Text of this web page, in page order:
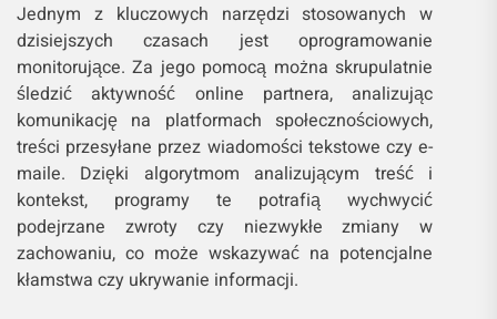
Jednym z kluczowych narzędzi stosowanych w
dzisiejszych czasach jest oprogramowanie
monitorujące. Za jego pomocą można skrupulatnie
śledzić aktywność online partnera, analizując
komunikację na platformach społecznościowych,
treści przesyłane przez wiadomości tekstowe czy e-
maile. Dzięki algorytmom analizującym treść i
kontekst, programy te potrafią wychwycić
podejrzane zwroty czy niezwykłe zmiany w
zachowaniu, co może wskazywać na potencjalne
kłamstwa czy ukrywanie informacji.